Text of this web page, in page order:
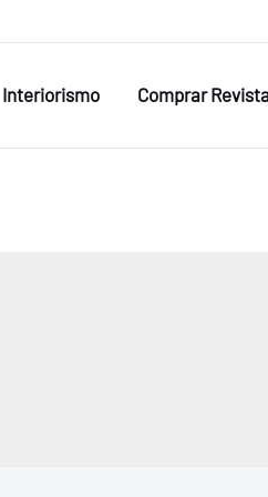
Interiorismo Comprar